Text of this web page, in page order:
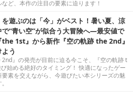
ど、本作の注目の要素に迫ります！
を遊ぶのは「今」がベスト！暑い夏、涼
で“青い空”が似合う大冒険へ―最安値で
the 1st』から新作『空の軌跡 the 2nd』
う
2nd』の発売が目前に迫る今こそ、『空の軌跡 t
始める絶好のタイミング！ 快適になったゲー
要素を交えながら、今遊びたい本シリーズの魅